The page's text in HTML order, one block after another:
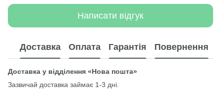
Написати відгук
Доставка Оплата Гарантія Повернення
Доставка у відділення «Нова пошта»
Зазвичай доставка займає 1-3 дні.